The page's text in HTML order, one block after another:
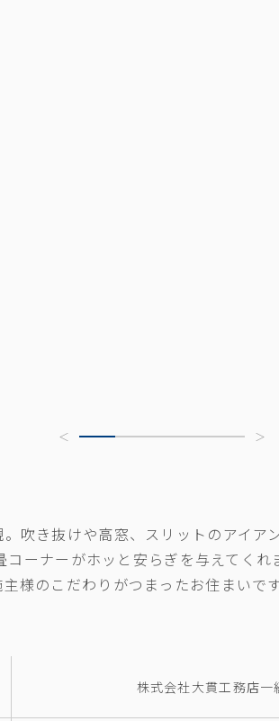
吹き抜けや高窓、スリットのアイ
コーナーがホッと安らぎを与えてく
様のこだわりがつまったお住まいです
株式会社大貫工務店一